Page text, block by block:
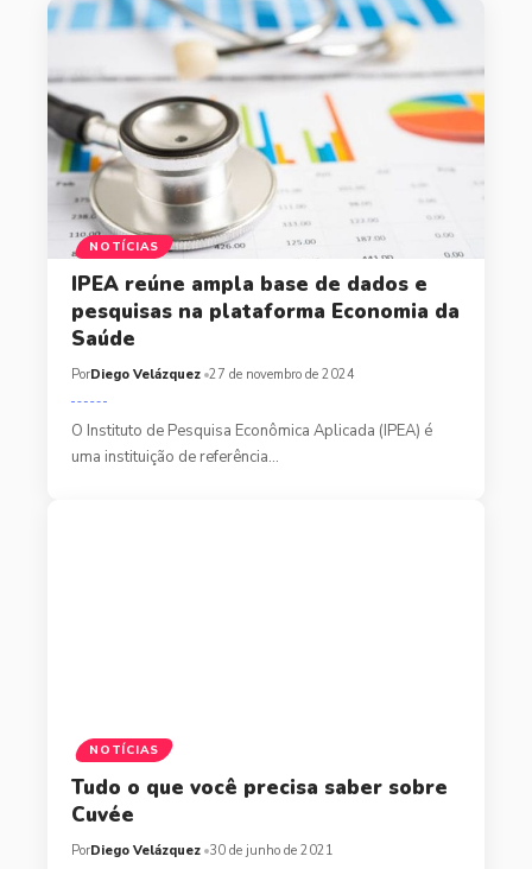
NOTÍCIAS
IPEA reúne ampla base de dados e
pesquisas na plataforma Economia da
Saúde
PorDiego Velázquez 27 de novembro de 2024
O Instituto de Pesquisa Econômica Aplicada (IPEA) é
uma instituição de referência…
NOTÍCIAS
Tudo o que você precisa saber sobre
Cuvée
PorDiego Velázquez 30 de junho de 2021